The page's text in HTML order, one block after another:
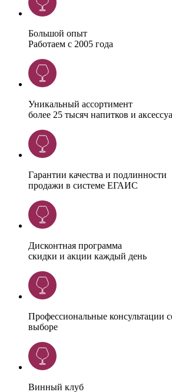
Большой опыт
Работаем с 2005 года
Уникальный ассортимент
более 25 тысяч напитков и
Гарантии качества и подлинности
продажи в системе ЕГАИС
Дисконтная программа
скидки и акции каждый день
Профессиональные консультации
выборе
Винный клуб